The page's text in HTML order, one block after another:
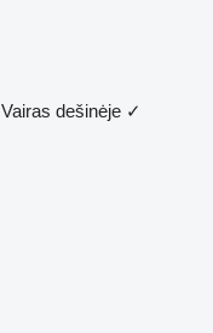
Vairas dešinėje ✓